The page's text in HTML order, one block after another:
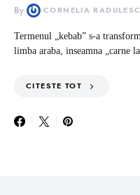
By CORNELIA
Termenul „kebab” s-a
limba araba, inseamna „carne
CITESTE TOT